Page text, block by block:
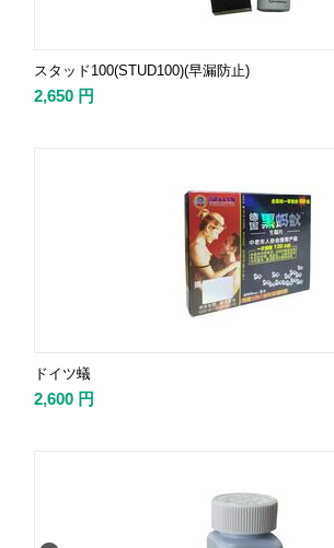
スタッド100(STUD100)(早漏防止)
2,650 円
ドイツ蟻
2,600 円